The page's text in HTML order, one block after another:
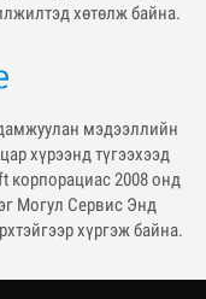
хөтөлж байна.
мэдээллийн
хүрээнд түгээхээд
корпорациас 2008 онд
Могул Сервис Энд
хүргэж байна.